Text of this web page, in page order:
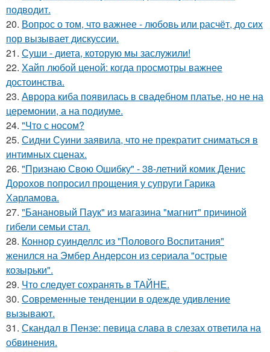
подводит.
20. Вопрос о том, что важнее - любовь или расчёт, до сих
пор вызывает дискуссии.
21. Суши - диета, которую мы заслужили!
22. Хайп любой ценой: когда просмотры важнее
достоинства.
23. Аврора киба появилась в свадебном платье, но не на
церемонии, а на подиуме.
24. "Что с носом?
25. Сидни Суини заявила, что не прекратит сниматься в
интимных сценах.
26. "Признаю Свою Ошибку" - 38-летний комик Денис
Дорохов попросил прощения у супруги Гарика
Харламова.
27. "Банановый Паук" из магазина "магнит" причиной
гибели семьи стал.
28. Коннор суинделлс из "Полового Воспитания"
женился на Эмбер Андерсон из сериала "острые
козырьки".
29. Что следует сохранять в ТАЙНЕ.
30. Современные тенденции в одежде удивление
вызывают.
31. Скандал в Пензе: певица слава в слезах ответила на
обвинения.